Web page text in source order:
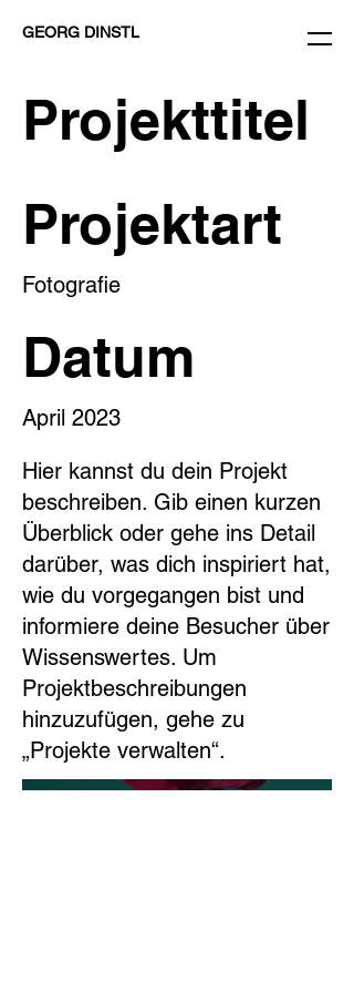
GEORG DINSTL
Projekttitel
Projektart
Fotografie
Datum
April 2023
Hier kannst du dein Projekt
beschreiben. Gib einen kurzen
Überblick oder gehe ins Detail
darüber, was dich inspiriert hat,
wie du vorgegangen bist und
informiere deine Besucher über
Wissenswertes. Um
Projektbeschreibungen
hinzuzufügen, gehe zu
„Projekte verwalten“.